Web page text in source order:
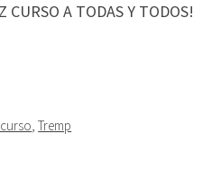
A TODAS Y TODOS!
,Tremp